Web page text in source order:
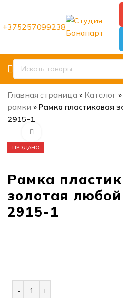
+375257099238
Главная страница » Каталог »
рамки » Рамка пластиковая
2915-1
ПРОДАНО
Рамка
золотая
2915-1